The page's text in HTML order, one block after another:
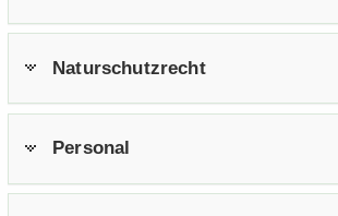
Na­tur­schutz­recht
Per­so­nal